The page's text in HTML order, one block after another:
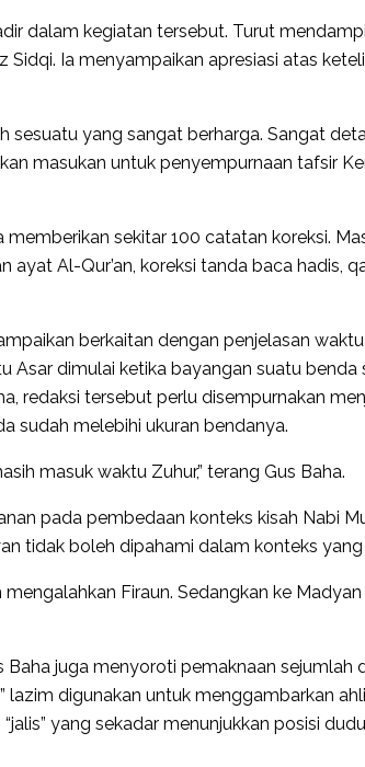
dalam kegiatan tersebut. Turut
Sidqi. Ia menyampaikan apresiasi atas
sesuatu yang sangat berharga. Sangat
masukan untuk penyempurnaan tafsir
memberikan sekitar 100 catatan koreksi.
ayat Al-Qur’an, koreksi tanda baca hadis,
berkaitan dengan penjelasan
Asar dimulai ketika bayangan suatu
redaksi tersebut perlu disempurnakan
sudah melebihi ukuran bendanya.
masuk waktu Zuhur,” terang Gus Baha.
pada pembedaan konteks kisah Nabi
tidak boleh dipahami dalam konteks yang
Firaun. Sedangkan ke
Baha juga menyoroti pemaknaan sejumlah
lazim digunakan untuk menggambarkan
yang sekadar menunjukkan posisi